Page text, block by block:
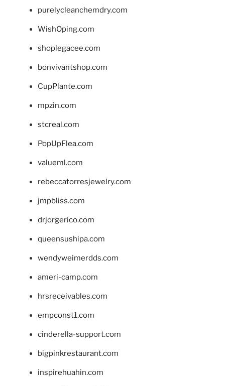
purelycleanchemdry.com
WishOping.com
shoplegacee.com
bonvivantshop.com
CupPlante.com
mpzin.com
stcreal.com
PopUpFlea.com
valueml.com
rebeccatorresjewelry.com
jmpbliss.com
drjorgerico.com
queensushipa.com
wendyweimerdds.com
ameri-camp.com
hrsreceivables.com
empconst1.com
cinderella-support.com
bigpinkrestaurant.com
inspirehuahin.com